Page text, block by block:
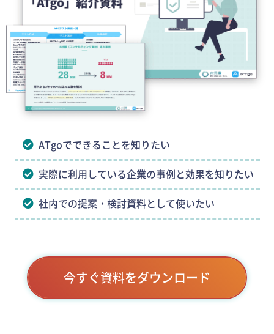
ATgoでできることを知りたい
実際に利用している企業の事例と効果を知りたい
社内での提案・検討資料として使いたい
今すぐ資料をダウンロード